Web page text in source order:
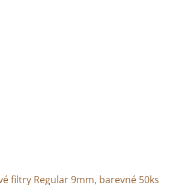
filtry Regular 9mm, barevné 50ks